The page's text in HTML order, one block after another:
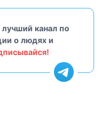
лучший канал по
о людях и